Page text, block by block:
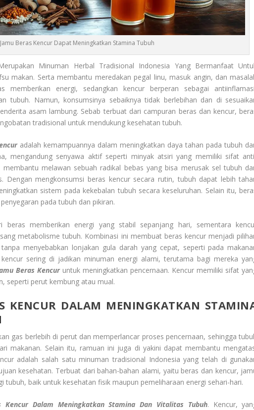
Beras Kencur Dapat Meningkatkan Stamina Tubuh
Minuman Herbal Tradisional Indonesia Yang Bermanfaat
makan. Serta membantu meredakan pegal linu, masuk angin, dan
memberikan energi, sedangkan kencur berperan sebagai
tubuh. Namun, konsumsinya sebaiknya tidak berlebihan dan di
asam lambung. Sebab terbuat dari campuran beras dan kencur,
tradisional untuk mendukung kesehatan tubuh.
adalah kemampuannya dalam meningkatkan daya tahan pada tubuh
mengandung senyawa aktif seperti minyak atsiri yang memiliki sifat
melawan sebuah radikal bebas yang bisa merusak sel tubuh
Dengan mengkonsumsi beras kencur secara rutin, tubuh dapat lebih
sistem pada kekebalan tubuh secara keseluruhan. Selain itu,
pada tubuh dan pikiran.
beras memberikan energi yang stabil sepanjang hari, sementara
metabolisme tubuh. Kombinasi ini membuat beras kencur menjadi
menyebabkan lonjakan gula darah yang cepat, seperti pada
sering di jadikan minuman energi alami, terutama bagi mereka
Beras Kencuruntuk meningkatkan pencernaan. Kencur memiliki sifat
seperti perut kembung atau mual.
KENCUR DALAM MENINGKATKAN
gas berlebih di perut dan memperlancar proses pencernaan, sehingga
makanan. Selain itu, ramuan ini juga di yakini dapat membantu
adalah salah satu minuman tradisional Indonesia yang telah di
kesehatan. Terbuat dari bahan-bahan alami, yaitu beras dan kencur,
tubuh, baik untuk kesehatan fisik maupun pemeliharaan energi sehari-hari.
Kencur Dalam Meningkatkan Stamina Dan Vitalitas Tubuh. Kencur,